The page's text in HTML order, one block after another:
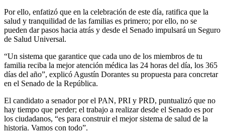
Por ello, enfatizó que en la celebración de este día, ratifica que la
salud y tranquilidad de las familias es primero; por ello, no se
pueden dar pasos hacia atrás y desde el Senado impulsará un Seguro
de Salud Universal.
“Un sistema que garantice que cada uno de los miembros de tu
familia reciba la mejor atención médica las 24 horas del día, los 365
días del año”, explicó Agustín Dorantes su propuesta para concretar
en el Senado de la República.
El candidato a senador por el PAN, PRI y PRD, puntualizó que no
hay tiempo que perder; el trabajo a realizar desde el Senado es por
los ciudadanos, “es para construir el mejor sistema de salud de la
historia. Vamos con todo”.